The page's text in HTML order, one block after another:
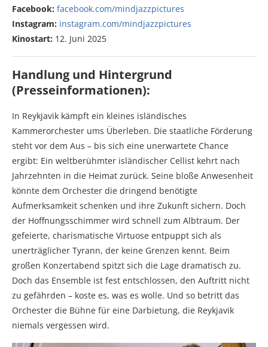
Facebook: facebook.com/mindjazzpictures
Instagram: instagram.com/mindjazzpictures
Kinostart: 12. Juni 2025
Handlung und Hintergrund
(Presseinformationen):
In Reykjavik kämpft ein kleines isländisches
Kammerorchester ums Überleben. Die staatliche Förderung
steht vor dem Aus – bis sich eine unerwartete Chance
ergibt: Ein weltberühmter isländischer Cellist kehrt nach
Jahrzehnten in die Heimat zurück. Seine bloße Anwesenheit
könnte dem Orchester die dringend benötigte
Aufmerksamkeit schenken und ihre Zukunft sichern. Doch
der Hoffnungsschimmer wird schnell zum Albtraum. Der
gefeierte, charismatische Virtuose entpuppt sich als
unerträglicher Tyrann, der keine Grenzen kennt. Beim
großen Konzertabend spitzt sich die Lage dramatisch zu.
Doch das Ensemble ist fest entschlossen, den Auftritt nicht
zu gefährden – koste es, was es wolle. Und so betritt das
Orchester die Bühne für eine Darbietung, die Reykjavik
niemals vergessen wird.